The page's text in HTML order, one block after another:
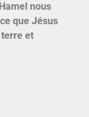
nous
que Jésus
terre et